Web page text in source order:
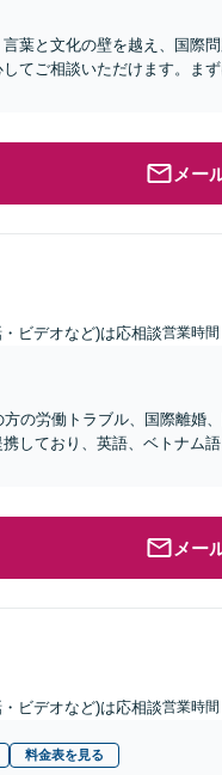
葉と文化の壁を越え、国際
てご相談いただけます。ま
メー
ビデオなど)は応相談営業時間
の労働トラブル、国際離婚
しており、英語、ベトナム
メー
ビデオなど)は応相談営業時間
料金表を見る